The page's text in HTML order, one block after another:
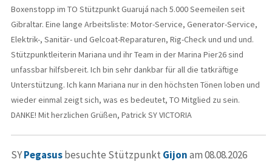
Boxenstopp im TO Stützpunkt Guarujá nach 5.000 Seemeilen seit
Gibraltar. Eine lange Arbeitsliste: Motor-Service, Generator-Service,
Elektrik-, Sanitär- und Gelcoat-Reparaturen, Rig-Check und und und.
Stützpunktleiterin Mariana und ihr Team in der Marina Pier26 sind
unfassbar hilfsbereit. Ich bin sehr dankbar für all die tatkräftige
Unterstützung. Ich kann Mariana nur in den höchsten Tönen loben und
wieder einmal zeigt sich, was es bedeutet, TO Mitglied zu sein.
DANKE! Mit herzlichen Grüßen, Patrick SY VICTORIA
SYPegasusbesuchte Stützpunkt Gijonam 08.08.2026